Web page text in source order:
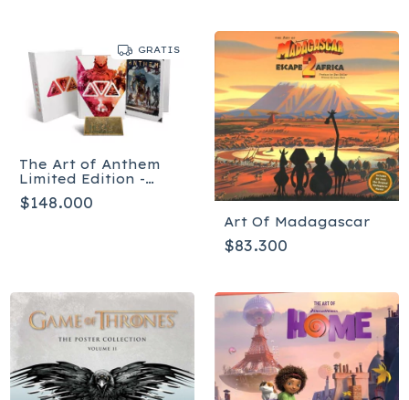
GRATIS
The Art of Anthem
Limited Edition -
Ingles - Tapa dura
$148.000
Art Of Madagascar
$83.300